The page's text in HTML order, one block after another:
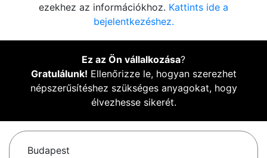
ezekhez az információkhoz. Kattints ide a
bejelentkezéshez.
Ez az Ön vállalkozása?
Gratulálunk! Ellenőrizze le, hogyan szerezhet
népszerűsítéshez szükséges anyagokat, hogy
élvezhesse sikerét.
Budapest